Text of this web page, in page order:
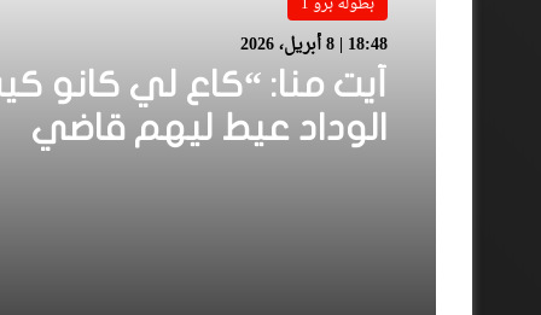
18:48 | 8 أبريل، 2026
أيت منا: “كاع لي كانو
الوداد عيط ليهم قاضي